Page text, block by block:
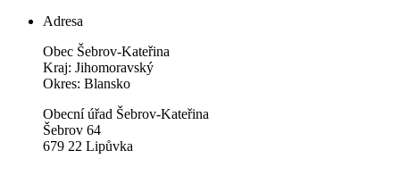
Adresa
Obec Šebrov-Kateřina
Kraj: Jihomoravský
Okres: Blansko
Obecní úřad Šebrov-Kateřina
Šebrov 64
679 22 Lipůvka